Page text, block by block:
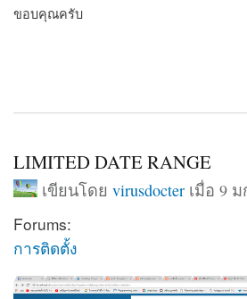
ขอบคุณครับ
LIMITED DATE RANGE
เขียนโดย virusdocterเมื่อ 9 ม
Forums:
การติดตั้ง